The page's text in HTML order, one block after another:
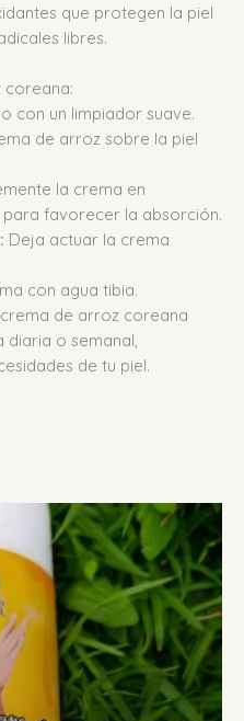
que protegen la piel
libres.
coreana:
con un limpiador suave.
de arroz sobre la piel
la crema en
favorecer la absorción.
Deja actuar la crema
con agua tibia.
de arroz coreana
o semanal,
de tu piel.